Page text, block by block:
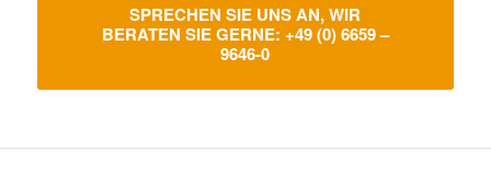
SPRECHEN SIE UNS AN, WIR
BERATEN SIE GERNE: +49 (0) 6659 –
9646-0